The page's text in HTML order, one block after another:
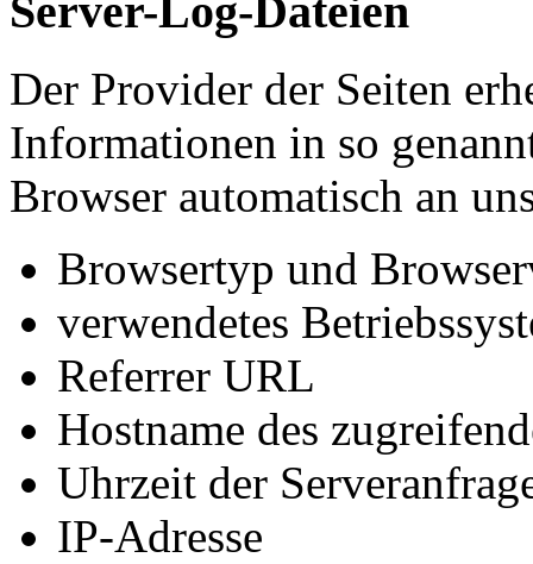
Server-Log-Dateien
Der Provider der Seiten
Informationen in so
Browser automatisch an
Browsertyp und
verwendetes
Referrer URL
Hostname des
Uhrzeit der
IP-Adresse